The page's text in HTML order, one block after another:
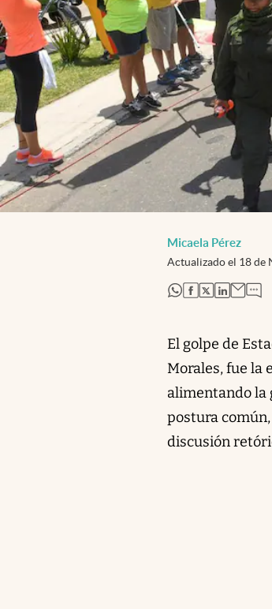
Micaela Pérez
Actualizado el 18 de
abre en nueva
abre en
abre en
abre en
El golpe de
Morales, fue la
alimentando la
postura
discusión